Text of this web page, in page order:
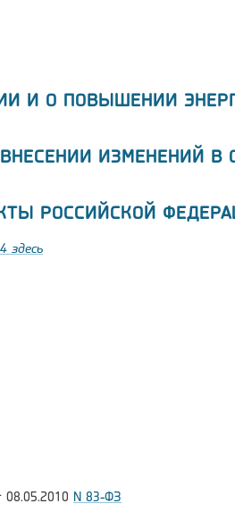
И О ПОВЫШЕНИИ
ИЗМЕНЕНИЙ В
РОССИЙСКОЙ
здесь
N 83-ФЗ